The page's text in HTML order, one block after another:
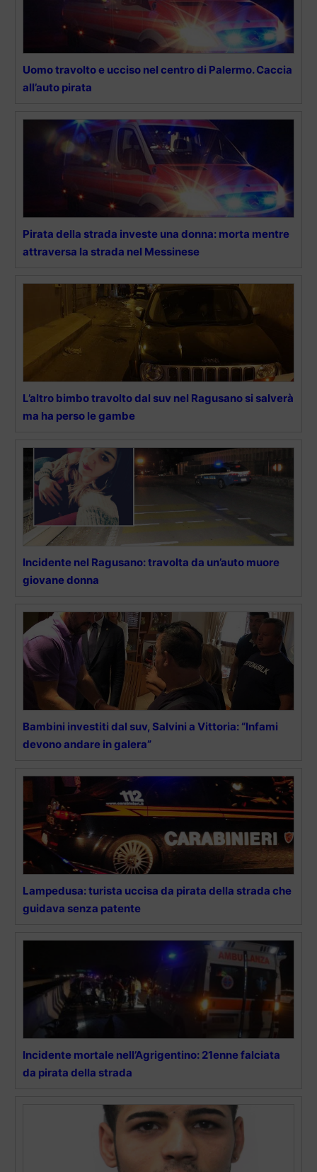
Uomo travolto e ucciso nel centro di Palermo. Caccia
all’auto pirata
Pirata della strada investe una donna: morta mentre
attraversa la strada nel Messinese
L’altro bimbo travolto dal suv nel Ragusano si salverà
ma ha perso le gambe
Incidente nel Ragusano: travolta da un’auto muore
giovane donna
Bambini investiti dal suv, Salvini a Vittoria: “Infami
devono andare in galera”
Lampedusa: turista uccisa da pirata della strada che
guidava senza patente
Incidente mortale nell’Agrigentino: 21enne falciata
da pirata della strada